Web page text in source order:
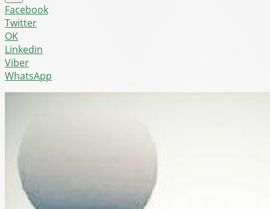
Facebook
Twitter
OK
Linkedin
Viber
WhatsApp